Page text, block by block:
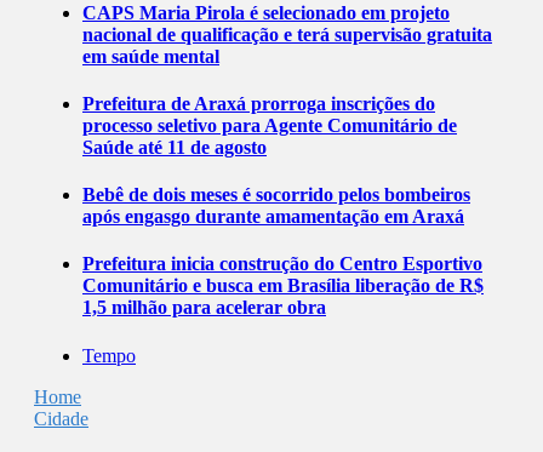
CAPS Maria Pirola é selecionado em projeto
nacional de qualificação e terá supervisão gratuita
em saúde mental
Prefeitura de Araxá prorroga inscrições do
processo seletivo para Agente Comunitário de
Saúde até 11 de agosto
Bebê de dois meses é socorrido pelos bombeiros
após engasgo durante amamentação em Araxá
Prefeitura inicia construção do Centro Esportivo
Comunitário e busca em Brasília liberação de R$
1,5 milhão para acelerar obra
Tempo
Home
Cidade